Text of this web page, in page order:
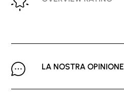
LA NOSTRA OPINIONE